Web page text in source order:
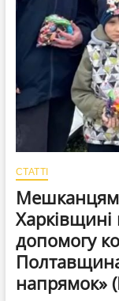
СТАТТІ
Мешканцям
Харківщині
допомогу
напрямок»